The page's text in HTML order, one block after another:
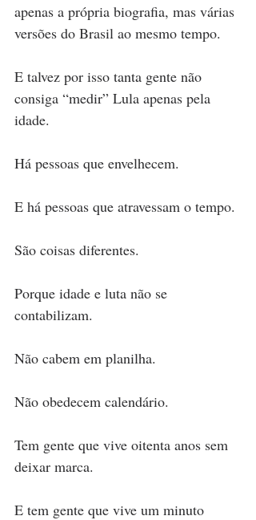
apenas a própria biografia, mas várias
versões do Brasil ao mesmo tempo.
E talvez por isso tanta gente não
consiga “medir” Lula apenas pela
idade.
Há pessoas que envelhecem.
E há pessoas que atravessam o tempo.
São coisas diferentes.
Porque idade e luta não se
contabilizam.
Não cabem em planilha.
Não obedecem calendário.
Tem gente que vive oitenta anos sem
deixar marca.
E tem gente que vive um minuto